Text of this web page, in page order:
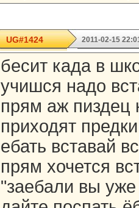
UG#1424 2011-02-15
бесит када в
учишся надо
прям аж пиздец
приходят
ебать вставай
прям хочется
"заебали вы уже